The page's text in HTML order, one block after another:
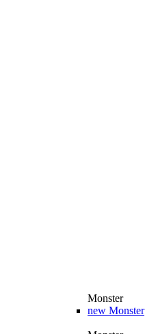
Monster
new Monster